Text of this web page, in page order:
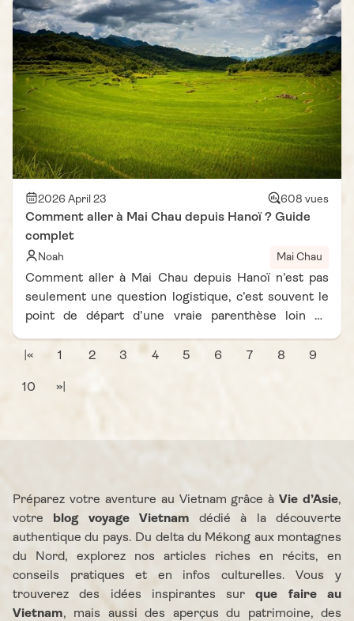
randonnées au cœur de la jungle, cette région offre
une immersion unique loin du tourisme de masse.
Organiser 1 semaine à Puluong permet de prendre le
temps de découvrir la richesse naturelle et
culturelle du territoire, tout en combinant plusieurs
expériences locales. Inspiré d’un carnet de voyage
Vietnam Vie D'Asie, cet itinéraire propose un
parcours original mêlant Puluong et ses environs,
pour un séjour équilibré entre aventure, détente et
rencontres humaines.
2026 April 23 608 vues
Comment aller à Mai Chau depuis Hanoï ? Guide
complet
Noah Mai Chau
Comment aller à Mai Chau depuis Hanoï n’est pas
seulement une question logistique, c’est souvent le
point de départ d’une vraie parenthèse loin du
Hanoï, le paysage change progressivement : les
montagnes couvertes de végétation. Ce trajet
manière de voyager qui correspond vraiment à votre
style. Bus local, van confortable, voiture privée ou
même moto pour les plus curieux : chaque option
offre une expérience différente. Bien préparer ce
trajet, c’est déjà commencer à profiter de Mai Chau
avant même d’y arriver.
|« 1 2 3 4 5 6 7 8 9
10 »|
Préparez votre aventure au Vietnam grâce àVie d’Asie,
votre
blog voyage Vietnam dédié à la découverte
authentique du pays. Du delta du Mékong aux montagnes
du Nord, explorez nos articles riches en récits, en
conseils pratiques et en infos culturelles. Vous y
trouverez des idées inspirantes surque faire au
Vietnam, mais aussi des aperçus du patrimoine, des